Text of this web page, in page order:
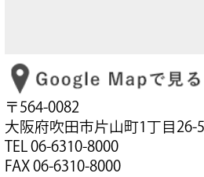
〒564-0082
大阪府吹田市片山町1丁目26-
TEL 06-6310-8000
FAX 06-6310-8000